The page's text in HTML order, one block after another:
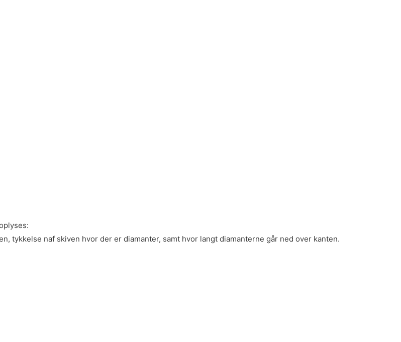
tykkelse naf skiven hvor der er diamanter, samt hvor langt diamanterne går ned over kanten.